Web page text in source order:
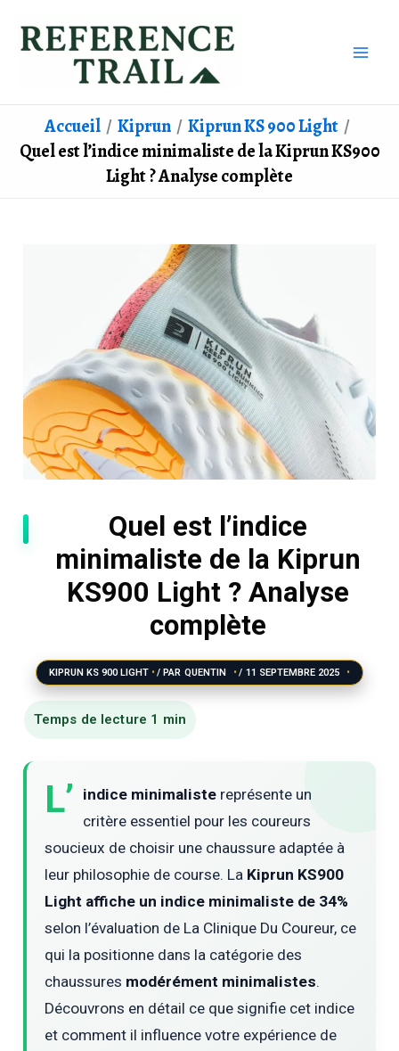
Accueil Kiprun
Kiprun KS 900 Light
Quel est l’indice minimaliste de la Kiprun KS900
Light ? Analyse complète
Quel est l’indice
minimaliste de la Kiprun
KS900 Light ? Analyse
complète
KIPRUN KS 900 LIGHT / PAR QUENTIN / 11 SEPTEMBRE 2025
L’ indice minimaliste représente un
critère essentiel pour les coureurs
soucieux de choisir une chaussure adaptée à
leur philosophie de course. La Kiprun KS900
Light affiche un indice minimaliste de 34%
selon l’évaluation de La Clinique Du Coureur, ce
qui la positionne dans la catégorie des
chaussures modérément minimalistes.
Découvrons en détail ce que signifie cet indice
et comment il influence votre expérience de